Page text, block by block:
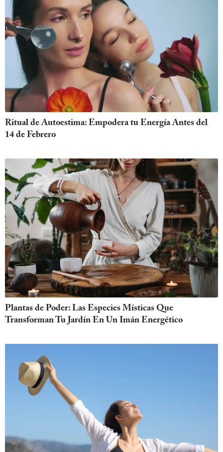
Ritual de Autoestima: Empodera tu Energía Antes del
14 de Febrero
Plantas de Poder: Las Especies Místicas Que
Transforman Tu Jardín En Un Imán Energético